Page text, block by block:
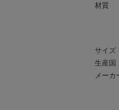
材質
サイズ
生産国
メーカ